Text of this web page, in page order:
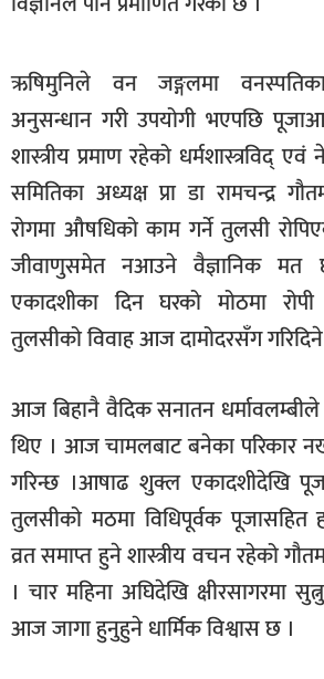
भिडियो
समाज
शिक्षा
विचार
स्वास्थ्य
ऋषिमुनिले वन जङ्गलमा
अनुसन्धान गरी उपयोगी भएपछि
शास्त्रीय प्रमाण रहेको धर्मशास्त्रविद् एवं
समितिका अध्यक्ष प्रा डा रामचन्द्र
रोगमा औषधिको काम गर्ने तुलसी
जीवाणुसमेत नआउने वैज्ञानिक
एकादशीका दिन घरको मोठमा
तुलसीको विवाह आज दामोदरसँग
आज बिहानै वैदिक सनातन धर्मावलम्बीले
थिए । आज चामलबाट बनेका परिकार
गरिन्छ ।आषाढ शुक्ल एकादशीदेखि
तुलसीको मठमा विधिपूर्वक पूजासहित
व्रत समाप्त हुने शास्त्रीय वचन रहेको
। चार महिना अघिदेखि क्षीरसागरमा
आज जागा हुनुहुने धार्मिक विश्वास छ ।